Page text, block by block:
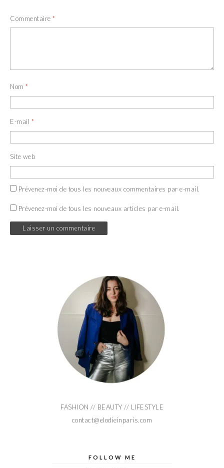
Commentaire *
Nom *
E-mail *
Site web
Prévenez-moi de tous les nouveaux commentaires par e-mail.
Prévenez-moi de tous les nouveaux articles par e-mail.
FASHION // BEAUTY // LIFESTYLE
contact@elodieinparis.com
FOLLOW ME